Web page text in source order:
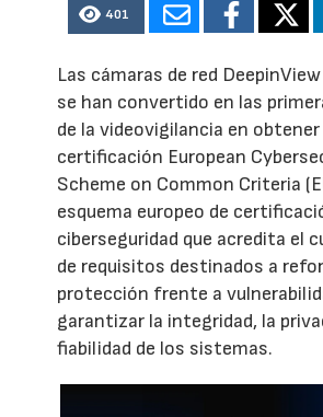
401
Las cámaras de red DeepinView
se han convertido en las
de la videovigilancia en obtener
certificación European
Scheme on Common Criteria
esquema europeo de
ciberseguridad que acredita el
de requisitos destinados a
protección frente a
garantizar la integridad, la
fiabilidad de los sistemas.